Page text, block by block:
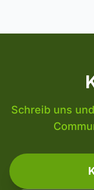
Schreib uns